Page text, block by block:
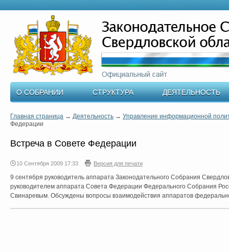
О СОБРАНИИ СТРУКТУРА ДЕЯТЕЛЬНОСТЬ
Главная страница → Деятельность → Управление информационной
Федерации
Встреча в Совете Федерации
10 Сентября 2009 17:33 Версия для печати
9 сентября руководитель аппарата Законодательного Собрания
руководителем аппарата Совета Федерации Федерального Собрания
Свинаревым. Обсуждены вопросы взаимодействия аппаратов